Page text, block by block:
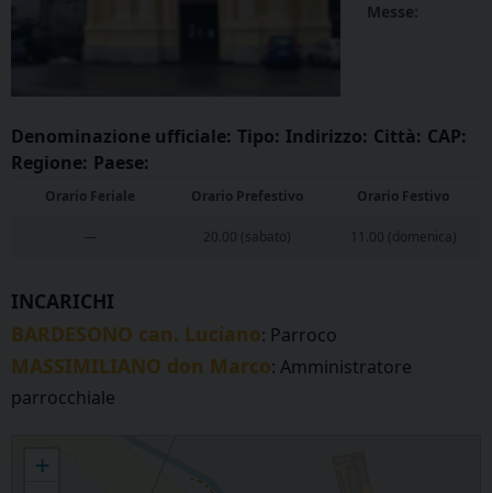
Denominazione ufficiale: Tipo: Indirizzo: Città: CAP:
Regione: Paese:
Messe:
Orario Feriale Orario Prefestivo Orario Festivo
— 20.00 (sabato) 11.00 (domenica)
INCARICHI
BARDESONO can. Luciano: Parroco
MASSIMILIANO don Marco: Amministratore
parrocchiale
+